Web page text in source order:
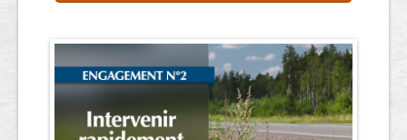
Trouver votre entreprise
Contact et devis